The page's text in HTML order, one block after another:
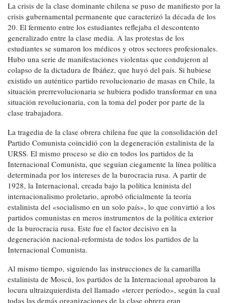
La crisis de la clase dominante chilena se puso de manifiesto por la
crisis gubernamental permanente que caracterizó la década de los
20. El fermento entre los estudiantes reflejaba el descontento
generalizado entre la clase media. A las protestas de los
estudiantes se sumaron los médicos y otros sectores profesionales.
Hubo una serie de manifestaciones violentas que condujeron al
colapso de la dictadura de Ibáñez, que huyó del país. Si hubiese
existido un auténtico partido revolucionario de masas en Chile, la
situación prerrevolucionaria se hubiera podido transformar en una
situación revolucionaria, con la toma del poder por parte de la
clase trabajadora.
La tragedia de la clase obrera chilena fue que la consolidación del
Partido Comunista coincidió con la degeneración estalinista de la
URSS. El mismo proceso se dio en todos los partidos de la
Internacional Comunista, que seguían ciegamente la línea política
determinada por los intereses de la burocracia rusa. A partir de
1928, la Internacional, creada bajo la política leninista del
internacionalismo proletario, aprobó oficialmente la teoría
estalinista del «socialismo en un solo país», lo que convirtió a los
partidos comunistas en meros instrumentos de la política exterior
de la burocracia rusa. Este fue el factor decisivo en la
degeneración nacional-reformista de todos los partidos de la
Internacional Comunista.
Al mismo tiempo, siguiendo las instrucciones de la camarilla
estalinista de Moscú, los partidos de la Internacional aprobaron la
locura ultraizquierdista del llamado «tercer período», según la cual
todas las demás organizaciones de la clase obrera eran